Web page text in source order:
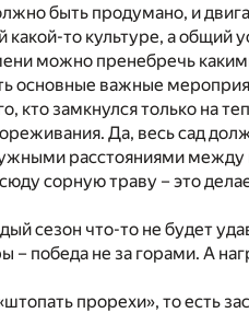
быть продумано, и
то культуре, а общий
можно пренебречь
основные важные
кто замкнулся только на
Да, весь сад
расстояниями
сорную траву – это
сезон что-то не будет
– победа не за горами. А
прорехи», то есть